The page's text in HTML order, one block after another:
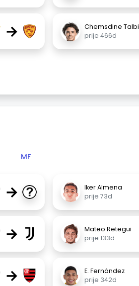
→
Chemsdine Talbi
prije 466d
MF
→
Iker Almena
prije 73d
→
Mateo Retegui
prije 133d
→
E. Fernández
prije 342d